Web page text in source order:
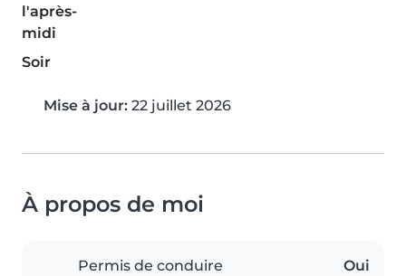
l'après-
midi
Soir
Mise à jour: 22 juillet 2026
À propos de moi
Permis de conduire Oui